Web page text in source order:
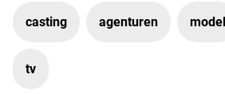
casting agenturen model
tv